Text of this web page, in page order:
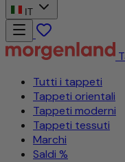
IT
Tutti i tappeti
Tappeti orientali
Tappeti moderni
Tappeti tessuti
Marchi
Saldi %